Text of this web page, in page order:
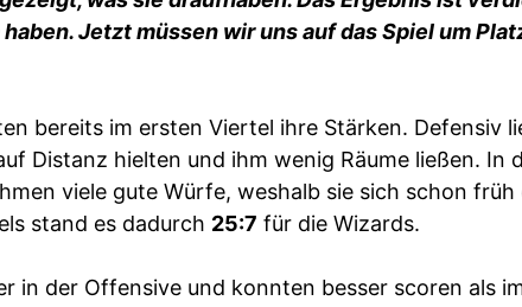
Jetzt müssen wir uns auf das Spiel um
bereits im ersten Viertel ihre Stärken. Defensiv
Distanz hielten und ihm wenig Räume ließen. In
viele gute Würfe, weshalb sie sich schon früh
stand es dadurch 25:7 für die Wizards.
in der Offensive und konnten besser scoren als